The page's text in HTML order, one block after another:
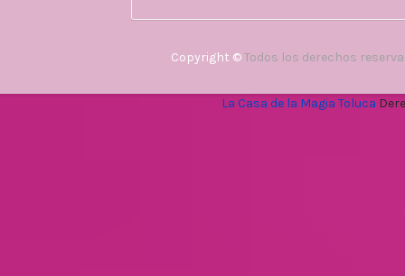
Copyright ©Todos los derechos
La Casa de la Magia Toluca